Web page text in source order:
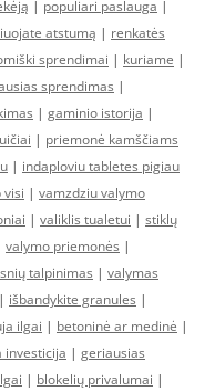
| populiari paslauga |
atstumą | renkatės
sprendimai | kuriame |
sprendimas |
| gaminio istorija |
| priemonė kamščiams
| indaploviu tabletes pigiau
visi | vamzdziu valymo
| valiklis tualetui | stiklų
valymo priemonės |
talpinimas | valymas
| išbandykite granules |
ilgai | betoninė ar medinė |
investicija | geriausias
| blokelių privalumai |